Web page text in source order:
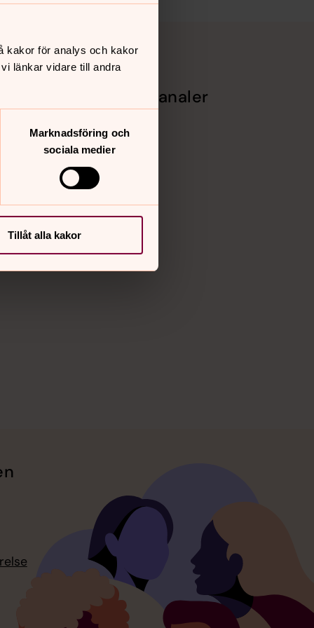
kakor för analys och kakor
länkar vidare till andra
Marknadsföring och
sociala medier
Tillåt alla kakor
-
Sociala kanaler
Facebook
Instagram
Vimeo